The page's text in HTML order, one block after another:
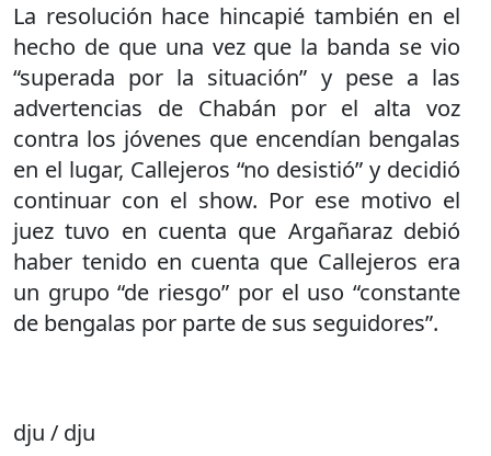
La resolución hace hincapié también en el
hecho de que una vez que la banda se vio
“superada por la situación” y pese a las
advertencias de Chabán por el alta voz
contra los jóvenes que encendían bengalas
en el lugar, Callejeros “no desistió” y decidió
continuar con el show. Por ese motivo el
juez tuvo en cuenta que Argañaraz debió
haber tenido en cuenta que Callejeros era
un grupo “de riesgo” por el uso “constante
de bengalas por parte de sus seguidores”.
dju / dju